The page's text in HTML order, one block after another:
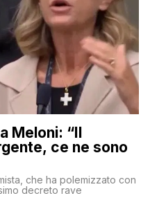
Meloni: “Il
ce ne sono
che ha polemizzato con
decreto rave